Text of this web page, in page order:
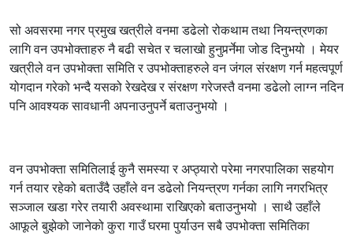
सो अवसरमा नगर प्रमुख खत्रीले वनमा डढेलो रोकथाम तथा नियन्त्रणका
लागि वन उपभोक्ताहरु नै बढी सचेत र चलाखो हुनुपर्र्नेमा जोड दिनुभयो । मेयर
खत्रीले वन उपभोक्ता समिति र उपभोक्ताहरुले वन जंगल संरक्षण गर्न महत्वपूर्ण
योगदान गरेको भन्दै यसको रेखदेख र संरक्षण गरेजस्तै वनमा डढेलो लाग्न नदिन
पनि आवश्यक सावधानी अपनाउनुपर्ने बताउनुभयो ।
वन उपभोक्ता समितिलाई कुनै समस्या र अप्ठ्यारो परेमा नगरपालिका सहयोग
गर्न तयार रहेको बताउँदै उहाँले वन डढेलो नियन्त्रण गर्नका लागि नगरभित्र
सञ्जाल खडा गरेर तयारी अवस्थामा राखिएको बताउनुभयो । साथै उहाँले
आफूले बुझेको जानेको कुरा गाउँ घरमा पुर्याउन सबै उपभोक्ता समितिका